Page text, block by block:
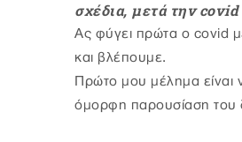
σχέδια, μετά την
Ας φύγει πρώτα ο covid
και βλέπουμε.
Πρώτο μου μέλημα είναι
όμορφη παρουσίαση του